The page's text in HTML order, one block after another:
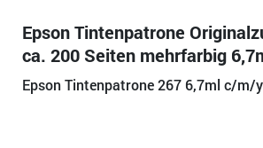
Epson Tintenpatrone
ca. 200 Seiten mehrfarbig
Epson Tintenpatrone 267 6,7ml c/m/y